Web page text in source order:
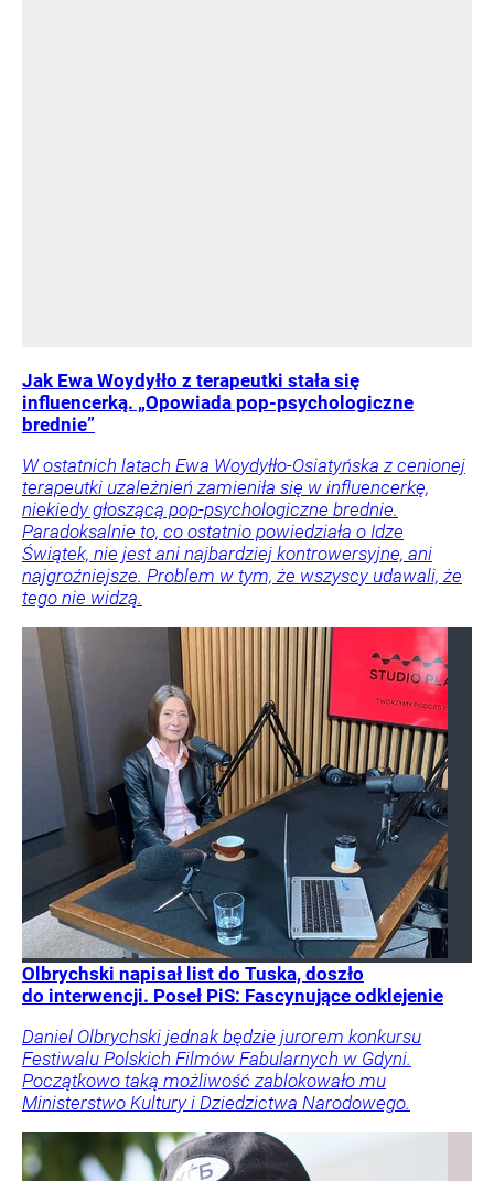
Jak Ewa Woydyłło z terapeutki stała się
influencerką. „Opowiada pop-psychologiczne
brednie”
W ostatnich latach Ewa Woydyłło-Osiatyńska z cenionej
terapeutki uzależnień zamieniła się w influencerkę,
niekiedy głoszącą pop-psychologiczne brednie.
Paradoksalnie to, co ostatnio powiedziała o Idze
Świątek, nie jest ani najbardziej kontrowersyjne, ani
najgroźniejsze. Problem w tym, że wszyscy udawali, że
tego nie widzą.
Olbrychski napisał list do Tuska, doszło
do interwencji. Poseł PiS: Fascynujące odklejenie
Daniel Olbrychski jednak będzie jurorem konkursu
Festiwalu Polskich Filmów Fabularnych w Gdyni.
Początkowo taką możliwość zablokowało mu
Ministerstwo Kultury i Dziedzictwa Narodowego.